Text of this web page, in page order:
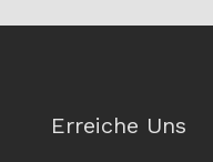
Erreiche Uns